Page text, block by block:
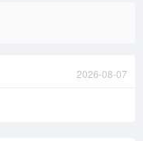
2026-08-07